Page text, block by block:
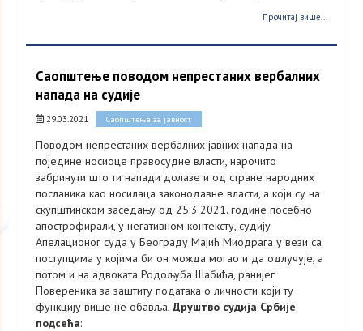
Прочитај више...
Саопштење поводом непрестаних вербалних
напада на судије
29.03.2021 Саопштења за јавност
Поводом непрестаних вербалних јавних напада на
поједине носиоце правосудне власти, нарочито
забринути што ти напади долазе и од стране народних
посланика као носилаца законодавне власти, а који су на
скупштинском заседању од 25.3.2021. године посебно
апострофирали, у негативном контексту, судију
Апелационог суда у Београду Мајић Миодрага у вези са
поступцима у којима би он можда могао и да одлучује, а
потом и на адвоката Родољуба Шабића, ранијег
Повереника за заштиту података о личности који ту
функцију више не обавља,Друштво судија Србије
подсећа: